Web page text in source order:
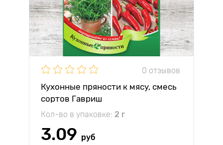
0 отзывов
Кухонные пряности к мясу, смесь
сортов Гавриш
Кол-во в упаковке: 2 г
3.09 руб